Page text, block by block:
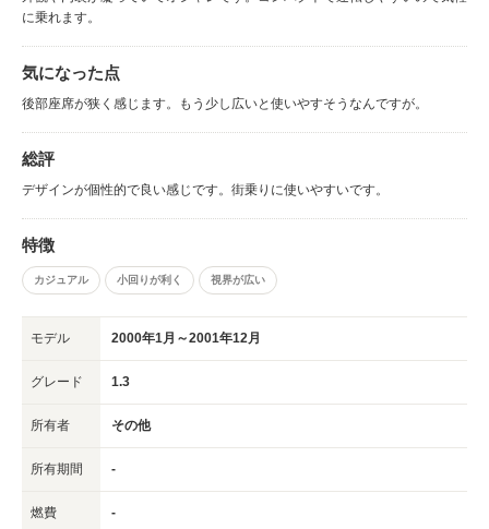
に乗れます。
気になった点
後部座席が狭く感じます。もう少し広いと使いやすそうなんですが。
総評
デザインが個性的で良い感じです。街乗りに使いやすいです。
特徴
カジュアル 小回りが利く 視界が広い
モデル 2000年1月～2001年12月
グレード 1.3
所有者 その他
所有期間 -
燃費 -